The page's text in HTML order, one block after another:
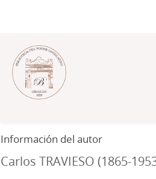
Información del autor
Carlos TRAVIESO (1865-